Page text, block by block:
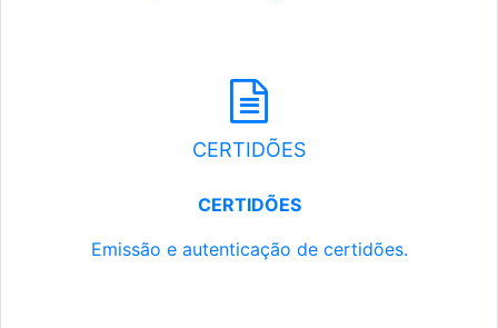
CERTIDÕES
CERTIDÕES
Emissão e autenticação de certidões.